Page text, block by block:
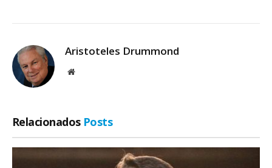
Aristoteles Drummond
Site
Relacionados Posts